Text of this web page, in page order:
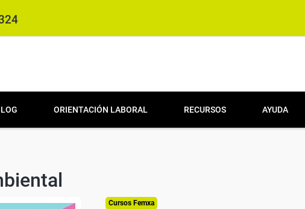
ORIENTACIÓN LABORAL RECURSOS AYUDA
Cursos Femxa